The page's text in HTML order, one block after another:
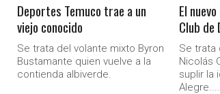
Deportes Temuco trae a un
viejo conocido
Se trata del volante mixto Byron
Bustamante quien vuelve a la
contienda albiverde.
El
Club de
Se trata
Nicolás
suplir la
Alegre....
Ministerio